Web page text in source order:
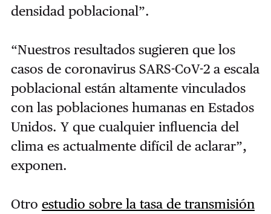
densidad poblacional”.
“Nuestros resultados sugieren que los
casos de coronavirus SARS-CoV-2 a escala
poblacional están altamente vinculados
con las poblaciones humanas en Estados
Unidos. Y que cualquier influencia del
clima es actualmente difícil de aclarar”,
exponen.
Otro estudio sobre la tasa de transmisión